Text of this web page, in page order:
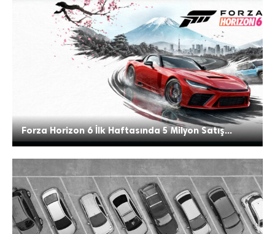
Forza Horizon 6 İlk Haftasında 5 Milyon Satış...